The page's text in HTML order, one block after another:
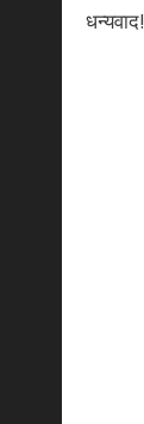
धन्यवाद!